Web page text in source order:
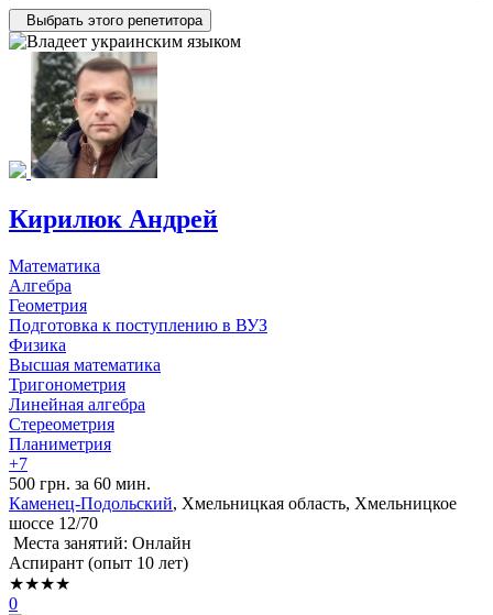
Выбрать этого репетитора
Кирилюк Андрей
Математика
Алгебра
Геометрия
Подготовка к поступлению в ВУЗ
Физика
Высшая математика
Тригонометрия
Линейная алгебра
Стереометрия
Планиметрия
+7
500 грн. за 60 мин.
Каменец-Подольский, Хмельницкая область, Хмельницкое
шоссе 12/70
Места занятий: Онлайн
Аспирант (опыт 10 лет)
★★★★
0